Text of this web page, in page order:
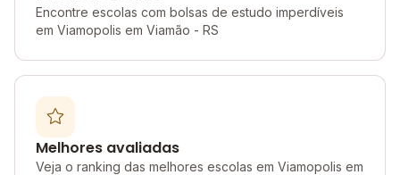
Encontre escolas com bolsas de estudo imperdíveis
em Viamopolis em Viamão - RS
Melhores avaliadas
Veja o ranking das melhores escolas em Viamopolis em